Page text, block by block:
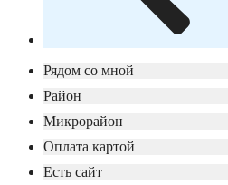
Рядом со мной
Район
Микрорайон
Оплата картой
Есть сайт